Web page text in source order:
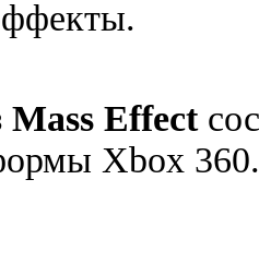
Mass Effect
Xbox 360.